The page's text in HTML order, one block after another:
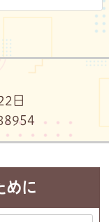
日
めに